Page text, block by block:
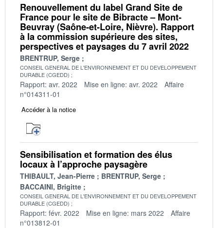
Renouvellement du label Grand Site de
France pour le site de Bibracte – Mont-
Beuvray (Saône-et-Loire, Nièvre). Rapport
à la commission supérieure des sites,
perspectives et paysages du 7 avril 2022
BRENTRUP, Serge
CONSEIL GENERAL DE L'ENVIRONNEMENT ET DU DEVELOPPEMENT
DURABLE (CGEDD)
Rapport: avr. 2022 Mise en ligne: avr. 2022
Affaire
n°014311-01
Accéder à la notice
Sensibilisation et formation des élus
locaux à l’approche paysagère
THIBAULT, Jean-Pierre
BRENTRUP, Serge
BACCAINI, Brigitte
CONSEIL GENERAL DE L'ENVIRONNEMENT ET DU DEVELOPPEMENT
DURABLE (CGEDD)
Rapport: févr. 2022 Mise en ligne: mars 2022
Affaire
n°013812-01